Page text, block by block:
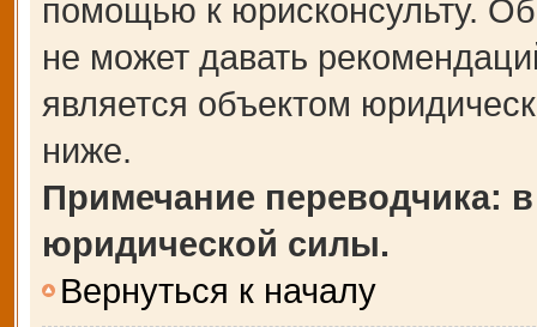
помощью к юрисконсульту.
не может давать
является объектом
ниже.
Примечание переводчика:
юридической силы.
Вернуться к началу